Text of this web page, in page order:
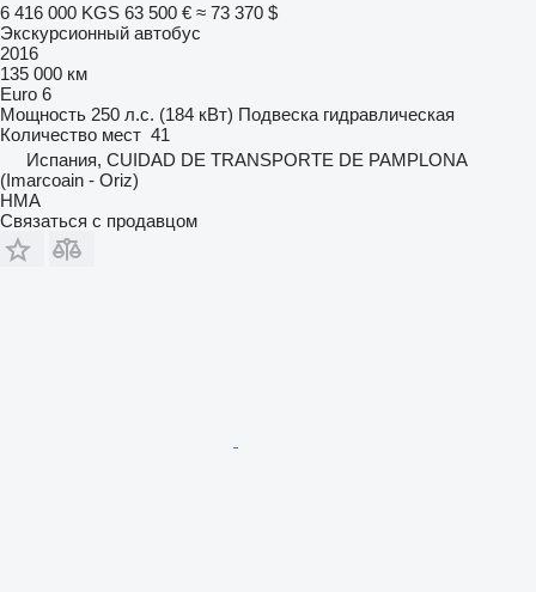
6 416 000 KGS 63 500 € ≈ 73 370 $
Экскурсионный автобус
2016
135 000 км
Euro 6
Мощность 250 л.с. (184 кВт) Подвеска гидравлическая
Количество мест 41
Испания, CUIDAD DE TRANSPORTE DE PAMPLONA
(Imarcoain - Oriz)
HMA
Связаться с продавцом